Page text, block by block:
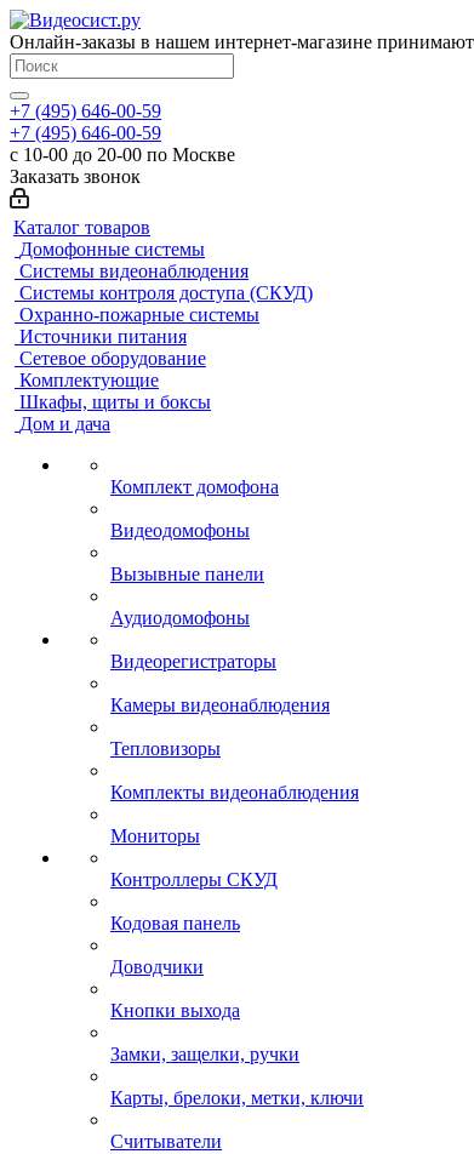
Онлайн-заказы в нашем интернет-магазине
+7 (495) 646-00-59
+7 (495) 646-00-59
с 10-00 до 20-00 по Москве
Заказать звонок
Каталог товаров
Домофонные системы
Системы видеонаблюдения
Системы контроля доступа (СКУД)
Охранно-пожарные системы
Источники питания
Сетевое оборудование
Комплектующие
Шкафы, щиты и боксы
Дом и дача
Комплект домофона
Видеодомофоны
Вызывные панели
Аудиодомофоны
Видеорегистраторы
Камеры видеонаблюдения
Тепловизоры
Комплекты видеонаблюдения
Мониторы
Контроллеры СКУД
Кодовая панель
Доводчики
Кнопки выхода
Замки, защелки, ручки
Карты, брелоки, метки, ключи
Считыватели